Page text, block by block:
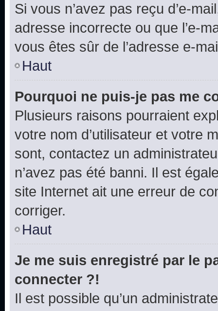
Si vous n’avez pas reçu d’e-
adresse incorrecte ou que l’e-
vous êtes sûr de l’adresse e-
Haut
Pourquoi ne puis-je pas me
Plusieurs raisons pourraient
votre nom d’utilisateur et votre
sont, contactez un
n’avez pas été banni. Il est
site Internet ait une erreur de
corriger.
Haut
Je me suis enregistré par le
connecter ?!
Il est possible qu’un